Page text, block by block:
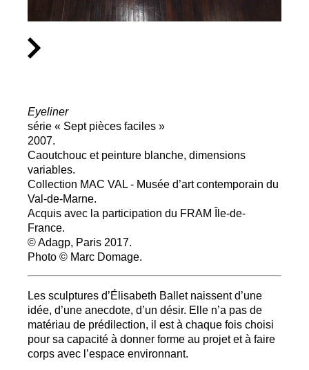
Eyeliner
série « Sept pièces faciles »
2007.
Caoutchouc et peinture blanche, dimensions
variables.
Collection MAC VAL - Musée d’art contemporain du
Val-de-Marne.
Acquis avec la participation du FRAM Île-de-
France.
© Adagp, Paris 2017.
Photo © Marc Domage.
Les sculptures d’Élisabeth Ballet naissent d’une
idée, d’une anecdote, d’un désir. Elle n’a pas de
matériau de prédilection, il est à chaque fois choisi
pour sa capacité à donner forme au projet et à faire
corps avec l’espace environnant.